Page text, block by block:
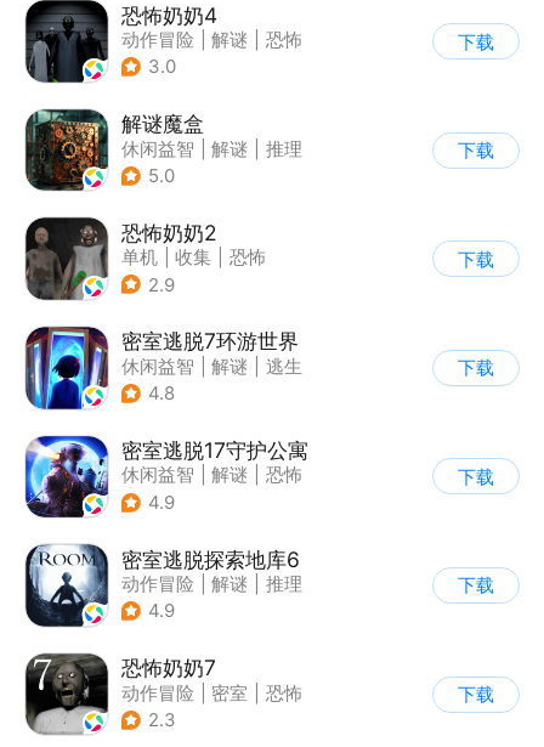
恐怖奶奶4
动作冒险 解谜
恐怖
| 恐怖奶奶
3.0
下载
解谜魔盒
休闲益智 解谜
推理
| 烧脑
5.0
下载
恐怖奶奶2
单机 收集
恐怖
| 恐怖奶奶
2.9
下载
密室逃脱7环游世界
休闲益智 解谜
逃生
| 密室逃脱
4.8
下载
密室逃脱17守护公寓
休闲益智 解谜
恐怖
| 密室逃脱
4.9
下载
密室逃脱探索地库6
动作冒险 解谜
推理
| 欧美风
4.9
下载
恐怖奶奶7
动作冒险 密室
恐怖
| 恐怖奶奶
2.3
下载